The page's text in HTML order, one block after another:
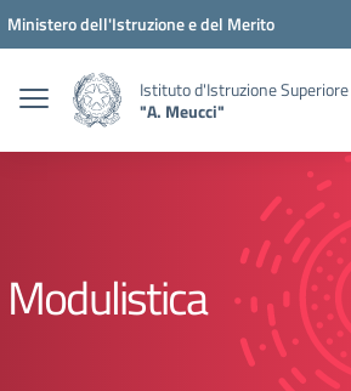
Vai ai contenuti
Vai al menu di navigazione
Vai al footer
Ministero dell'Istruzione e del Merito
Istituto d'Istruzione Superiore
"A. Meucci"
Modulistica